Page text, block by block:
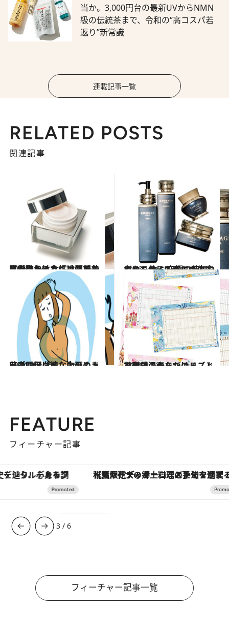
当か。3,000円台の最新UVからNMN
級の伝統茶まで、令和の“高コスパ若
返り”新常識
連載記事一覧
RELATED POSTS
関連記事
2015.12.4
肌だけじゃなく、顔だちまで整う!? 女性ホルモンに働きかける「排卵期美容」
ビューティ＆ヘルス 2016.11.6
心にも体にも肌にも生命力をくれる 究極の若返りホルモン、DHEAとは？
ビューティ＆ヘルス
2014.9.2
貧血、低血糖、内耳のトラブル…… あなたのめまいの原因は？
ライフスタイル 2014.1.23
基礎体温表をつけることで自分のからだのリズムを実感
ライフスタイル
FEATURE
フィーチャー記事
【夏限定ディナーコース】旬を迎える稚鮎や花ズッキーニなどをイタリア・トスカーナの郷土料理の手法で満喫！
3 /6
フィーチャー記事一覧